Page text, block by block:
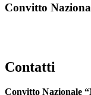
Convitto
Contatti
Convitto Nazionale